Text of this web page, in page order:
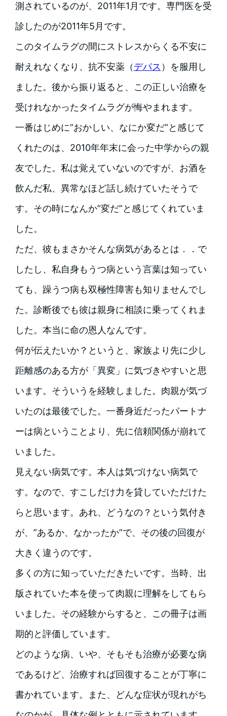
測されているのが、2011年1月です。専門医を受
診したのが2011年5月です。
このタイムラグの間にストレスからくる不安に
耐えれなくなり、抗不安薬（デパス ）を服用し
ました。後から振り返ると、この正しい治療を
受けれなかったタイムラグが悔やまれます。
一番はじめに”おかしい、なにか変だ”と感じて
くれたのは、2010年年末に会った中学からの親
友でした。私は覚えていないのですが、お酒を
飲んだ私、異常なほど話し続けていたそうで
す。その時になんか”変だ”と感じてくれていま
した。
ただ、彼もまさかそんな病気があるとは．．で
したし、私自身もうつ病という言葉は知ってい
ても、躁うつ病も双極性障害も知りませんでし
た。診断後でも彼は親身に相談に乗ってくれま
した。本当に命の恩人なんです。
何が伝えたいか？というと、家族より先に少し
距離感のある方が「異変」に気づきやすいと思
います。そういうを経験しました。肉親が気づ
いたのは最後でした。一番身近だったパートナ
ーは病ということより、先に信頼関係が崩れて
いました。
見えない病気です。本人は気づけない病気で
す。なので、すこしだけ力を貸していただけた
らと思います。あれ、どうなの？という気付き
が、”あるか、なかったか”で、その後の回復が
大きく違うのです。
多くの方に知っていただきたいです。当時、出
版されていた本を使って肉親に理解をしてもら
いました。その経験からすると、この冊子は画
期的と評価しています。
どのような病、いや、そもそも治療が必要な病
であるけど、治療すれば回復することが丁寧に
書かれています。また、どんな症状が現れがち